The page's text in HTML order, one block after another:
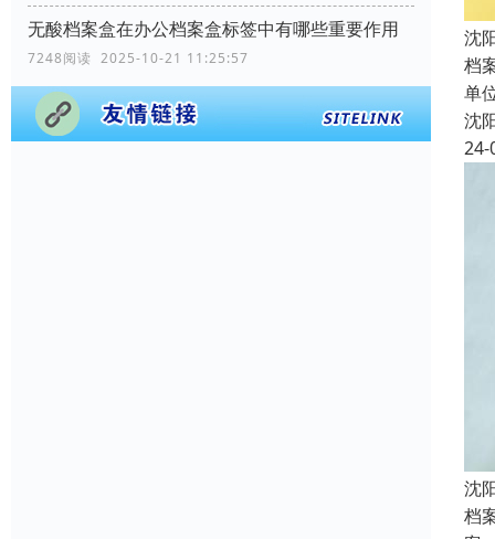
无酸档案盒在办公档案盒标签中有哪些重要作用
7248阅读 2025-10-21 11:25:57
沈
档
单
沈
24-
沈
档